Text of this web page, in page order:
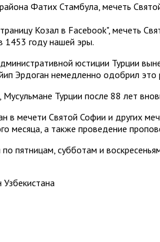
Фатих Стамбула, мечеть
Козал в Facebook", мечеть
1453 году нашей эры.
юстиции Турции
Эрдоган немедленно одобрил
Турции после 88 лет
в мечети Святой Софии и других
месяца, а также проведение
пятницам, субботам и